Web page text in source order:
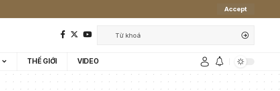
Accept
THẾ GIỚI VIDEO